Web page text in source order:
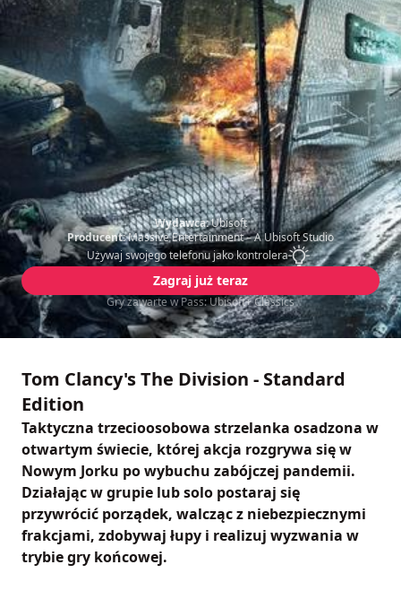
Wydawca:Ubisoft
Producent:Massive Entertainment – A Ubisoft Studio
Używaj swojego telefonu jako kontrolera
Zagraj już teraz
Gry zawarte w Pass: Ubisoft+ Classics
Tom Clancy's The Division - Standard
Edition
Taktyczna trzecioosobowa strzelanka osadzona w
otwartym świecie, której akcja rozgrywa się w
Nowym Jorku po wybuchu zabójczej pandemii.
Działając w grupie lub solo postaraj się
przywrócić porządek, walcząc z niebezpiecznymi
frakcjami, zdobywaj łupy i realizuj wyzwania w
trybie gry końcowej.